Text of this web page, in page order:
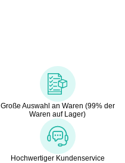
Große Auswahl an Waren (99% der
Waren auf Lager)
Hochwertiger Kundenservice